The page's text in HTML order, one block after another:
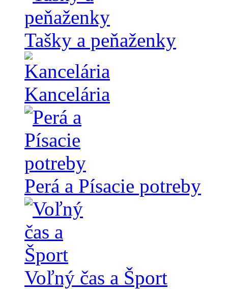
Tašky a peňaženky
Kancelária
Perá a Písacie potreby
Voľný čas a Šport